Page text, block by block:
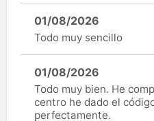
01/08/2026
Todo muy sencillo
01/08/2026
Todo muy bien. He
centro he dado el
perfectamente.